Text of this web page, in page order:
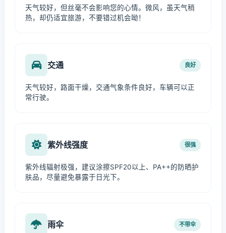
天气较好，但丝毫不会影响您的心情。微风，虽天气稍
热，却仍适宜旅游，不要错过机会呦！
交通 良好
天气较好，路面干燥，交通气象条件良好，车辆可以正
常行驶。
紫外线强度 很强
紫外线辐射极强，建议涂擦SPF20以上、PA++的防晒护
肤品，尽量避免暴露于日光下。
雨伞 不带伞